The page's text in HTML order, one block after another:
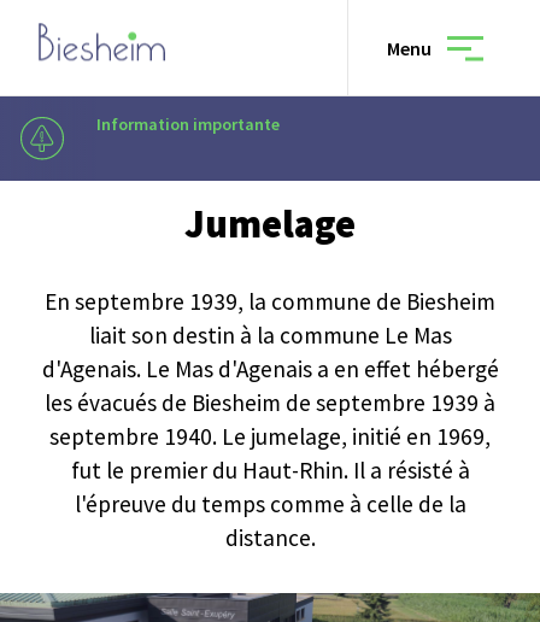
Information importante
Menu
Vivre à Biesheim
Culture & loisirs
Jumelage
En septembre 1939, la commune de Biesheim
liait son destin à la commune Le Mas
d'Agenais. Le Mas d'Agenais a en effet hébergé
les évacués de Biesheim de septembre 1939 à
septembre 1940. Le jumelage, initié en 1969,
fut le premier du Haut-Rhin. Il a résisté à
l'épreuve du temps comme à celle de la
distance.